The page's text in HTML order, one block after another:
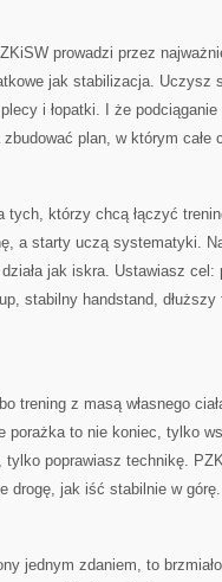
prowadzi przez
jak stabilizacja. Uczysz
i łopatki. I że
plan, w którym całe
tych, którzy chcą łączyć
a starty uczą systematyki.
jak iskra. Ustawiasz
stabilny handstand,
trening z masą własnego
porażka to nie koniec, tylko
poprawiasz technikę.
drogę, jak iść stabilnie w górę.
jednym zdaniem, to